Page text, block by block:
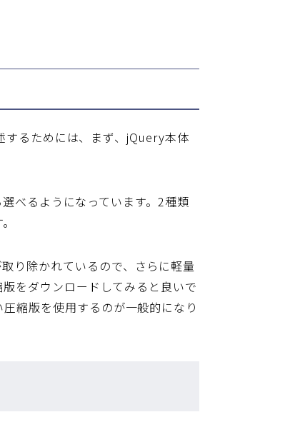
るためには、まず、jQuery本体
べるようになっています。2種類
り除かれているので、さらに軽量
をダウンロードしてみると良いで
縮版を使用するのが一般的になり